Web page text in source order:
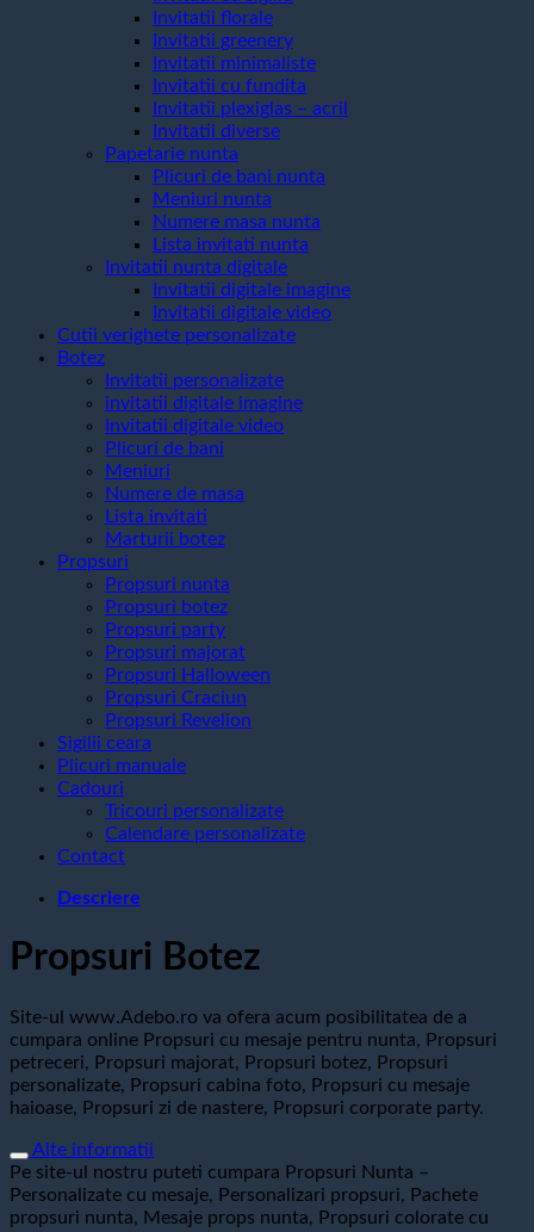
Invitatii florale
Invitatii greenery
Invitatii minimaliste
Invitatii cu fundita
Invitatii plexiglas – acril
Invitatii diverse
Papetarie nunta
Plicuri de bani nunta
Meniuri nunta
Numere masa nunta
Lista invitati nunta
Invitatii nunta digitale
Invitatii digitale imagine
Invitatii digitale video
Cutii verighete personalizate
Botez
Invitatii personalizate
invitatii digitale imagine
Invitatii digitale video
Plicuri de bani
Meniuri
Numere de masa
Lista invitati
Marturii botez
Propsuri
Propsuri nunta
Propsuri botez
Propsuri party
Propsuri majorat
Propsuri Halloween
Propsuri Craciun
Propsuri Revelion
Sigilii ceara
Plicuri manuale
Cadouri
Tricouri personalizate
Calendare personalizate
Contact
Descriere
Propsuri Botez
Site-ul www.Adebo.ro va ofera acum posibilitatea de a
cumpara online Propsuri cu mesaje pentru nunta, Propsuri
petreceri, Propsuri majorat, Propsuri botez, Propsuri
personalizate, Propsuri cabina foto, Propsuri cu mesaje
haioase, Propsuri zi de nastere, Propsuri corporate party.
Alte informatii
Pe site-ul nostru puteti cumpara Propsuri Nunta –
Personalizate cu mesaje, Personalizari propsuri, Pachete
propsuri nunta, Mesaje props nunta, Propsuri colorate cu